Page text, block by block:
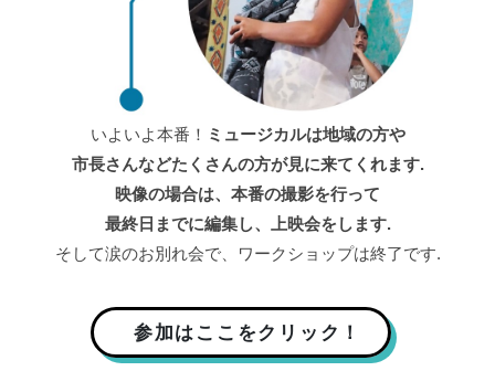
いよいよ本番！ ミュージカルは地域の方や
市長さんなどたくさんの方が見に来てくれます.
映像の場合は、本番の撮影を行って
最終日までに編集し、上映会をします.
そして涙のお別れ会で、ワークショップは終了です.
参加はここをクリック！